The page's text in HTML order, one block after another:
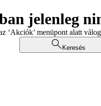
jelenleg
‘Akciók’ menüpont alatt
Keresés